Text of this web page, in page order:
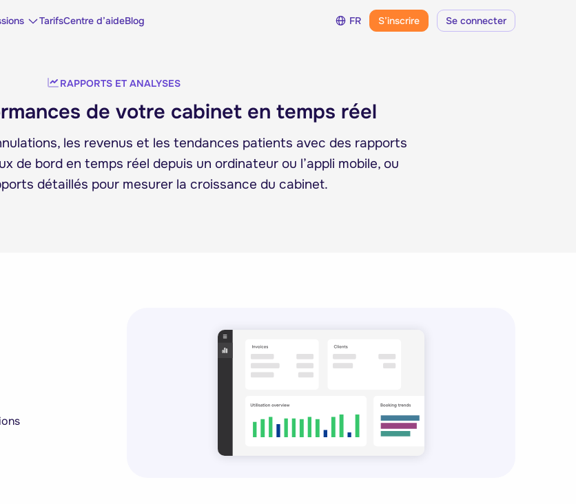
TarifsCentre d’aideBlog FR S’inscrire Se connecter
RAPPORTS ET ANALYSES
de votre cabinet en temps réel
les revenus et les tendances patients avec des rapports
de bord en temps réel depuis un ordinateur ou l’appli mobile, ou
détaillés pour mesurer la croissance du cabinet.